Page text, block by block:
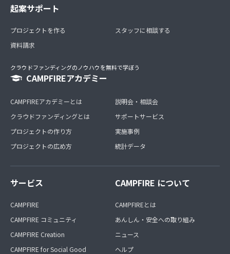
起案サポート
プロジェクトを作る
資料請求
スタッフに相談する
クラウドファンディングのノウハウを無料で学ぼう
CAMPFIREアカデミー
CAMPFIREアカデミーとは
クラウドファンディングとは
プロジェクトの作り方
プロジェクトの広め方
説明会・相談会
サポートサービス
実施事例
統計データ
サービス
CAMPFIRE
CAMPFIRE コミュニティ
CAMPFIRE Creation
CAMPFIRE for Social Good
CAMPFIRE について
CAMPFIREとは
あんしん・安全への取り組み
ニュース
ヘルプ